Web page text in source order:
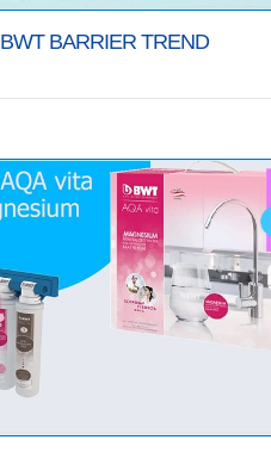
BARRIER TREND